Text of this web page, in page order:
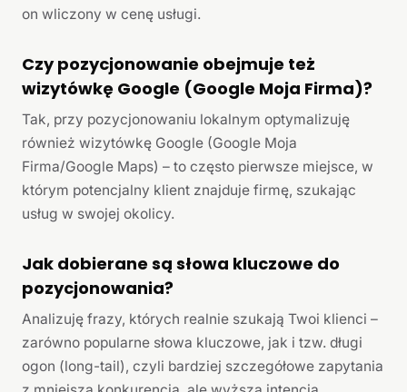
on wliczony w cenę usługi.
Czy pozycjonowanie obejmuje też
wizytówkę Google (Google Moja Firma)?
Tak, przy pozycjonowaniu lokalnym optymalizuję
również wizytówkę Google (Google Moja
Firma/Google Maps) – to często pierwsze miejsce, w
którym potencjalny klient znajduje firmę, szukając
usług w swojej okolicy.
Jak dobierane są słowa kluczowe do
pozycjonowania?
Analizuję frazy, których realnie szukają Twoi klienci –
zarówno popularne słowa kluczowe, jak i tzw. długi
ogon (long-tail), czyli bardziej szczegółowe zapytania